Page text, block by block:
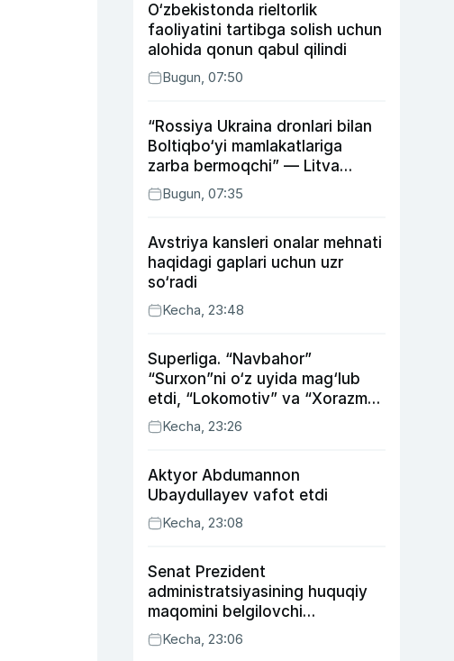
O‘zbekistonda rieltorlik
faoliyatini tartibga solish uchun
alohida qonun qabul qilindi
Bugun, 07:50
“Rossiya Ukraina dronlari bilan
Boltiqbo‘yi mamlakatlariga
zarba bermoqchi” — Litva
mudofaa vaziri
Bugun, 07:35
Avstriya kansleri onalar mehnati
haqidagi gaplari uchun uzr
so‘radi
Kecha, 23:48
Superliga. “Navbahor”
“Surxon”ni o‘z uyida mag‘lub
etdi, “Lokomotiv” va “Xorazm”
uyda g‘alaba qozondi
Kecha, 23:26
Aktyor Abdu­mannon
Ubaydullayev vafot etdi
Kecha, 23:08
Senat Prezident
administratsiyasining huquqiy
maqomini belgilovchi
konstitutsiyaviy qonunni
ma’qulladi
Kecha, 23:06